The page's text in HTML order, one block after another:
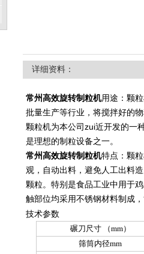
详细资料：
常州高效旋转制粒机用途：颗
批量生产等行业，将搅拌好的
颗粒机为本公司zui近开发的一
是理想的制粒设备之一。
常州高效旋转制粒机特点：颗
观，自动出料，避免人工出料
颗粒。特别是食品工业中用于
触部位均采用不锈钢材料制成
技术参数
碾刀尺寸 （mm）
筛筒内径mm